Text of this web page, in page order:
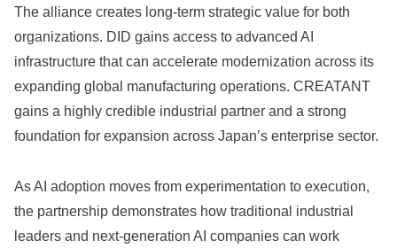
The alliance creates long-term strategic value for both
organizations. DID gains access to advanced AI
infrastructure that can accelerate modernization across its
expanding global manufacturing operations. CREATANT
gains a highly credible industrial partner and a strong
foundation for expansion across Japan’s enterprise sector.
As AI adoption moves from experimentation to execution,
the partnership demonstrates how traditional industrial
leaders and next-generation AI companies can work